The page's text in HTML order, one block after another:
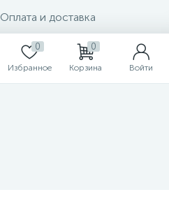
Оплата и доставка
0
Избранное
0
Корзина Войти